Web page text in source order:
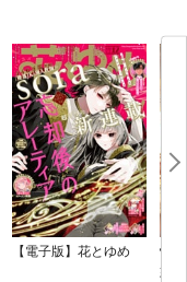
【電子版】花とゆめ
憧
婚